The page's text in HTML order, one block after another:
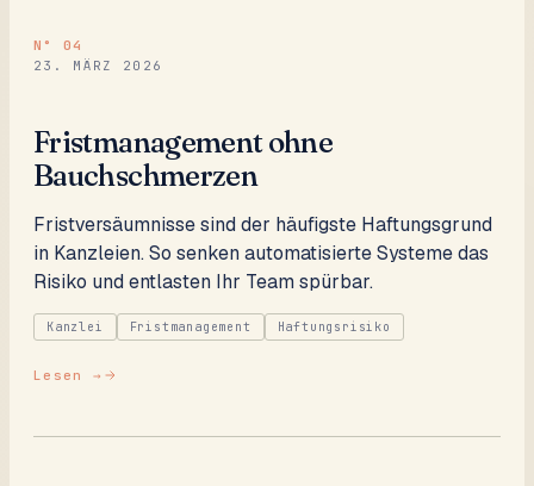
N° 04
23. MÄRZ 2026
Fristmanagement ohne
Bauchschmerzen
Fristversäumnisse sind der häufigste Haftungsgrund
in Kanzleien. So senken automatisierte Systeme das
Risiko und entlasten Ihr Team spürbar.
Kanzlei Fristmanagement Haftungsrisiko
Lesen →